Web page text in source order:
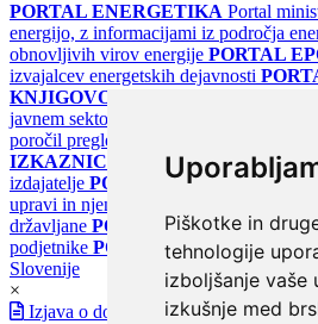
Piškotke in
tehnologije
izboljšanje vaše
izkušnje med
PORTAL ENERGETIKA Portal
energijo, z informacijami iz področja
obnovljivih virov energije PORTAL
izvajalcev energetskih dejavnosti
KNJIGOVODSTVO
javnem sektorju
poročil pregledov klimatskih sistemov
IZKAZNICE
Register energetskih
izdajatelje PORTAL GOV.SI Osrednje
upravi in njenih storitvah
državljane PORTAL SPOT Državni
podjetnike PORTAL OPSI Državni
Slovenije
×
Izjava o dostopnosti